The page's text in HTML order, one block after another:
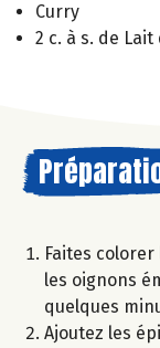
Curry
2 c. à s. de Lait
Faites
les oignons
quelques
Ajoutez les